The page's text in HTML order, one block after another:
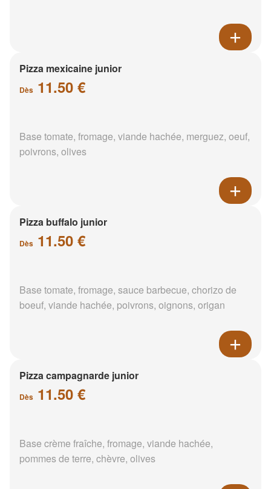
Pizza mexicaine junior
Dès 11.50 €
Base tomate, fromage, viande hachée, merguez, oeuf,
poivrons, olives
Pizza buffalo junior
Dès 11.50 €
Base tomate, fromage, sauce barbecue, chorizo de
boeuf, viande hachée, poivrons, oignons, origan
Pizza campagnarde junior
Dès 11.50 €
Base crème fraîche, fromage, viande hachée,
pommes de terre, chèvre, olives